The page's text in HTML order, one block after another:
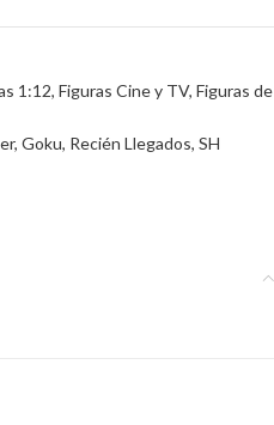
1:12, Figuras Cine y TV, Figuras de
, Goku, Recién Llegados, SH